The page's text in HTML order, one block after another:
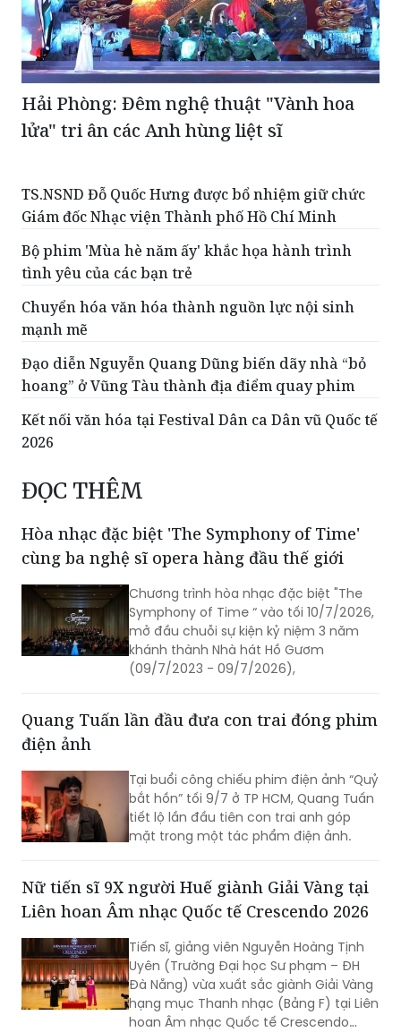
Hải Phòng: Đêm nghệ thuật "Vành hoa
lửa" tri ân các Anh hùng liệt sĩ
TS.NSND Đỗ Quốc Hưng được bổ nhiệm giữ chức
Giám đốc Nhạc viện Thành phố Hồ Chí Minh
Bộ phim 'Mùa hè năm ấy' khắc họa hành trình
tình yêu của các bạn trẻ
Chuyển hóa văn hóa thành nguồn lực nội sinh
mạnh mẽ
Đạo diễn Nguyễn Quang Dũng biến dãy nhà “bỏ
hoang” ở Vũng Tàu thành địa điểm quay phim
Kết nối văn hóa tại Festival Dân ca Dân vũ Quốc tế
2026
ĐỌC THÊM
Hòa nhạc đặc biệt 'The Symphony of Time'
cùng ba nghệ sĩ opera hàng đầu thế giới
Chương trình hòa nhạc đặc biệt "The
Symphony of Time “ vào tối 10/7/2026,
mở đầu chuỗi sự kiện kỷ niệm 3 năm
khánh thành Nhà hát Hồ Gươm
(09/7/2023 - 09/7/2026),
Quang Tuấn lần đầu đưa con trai đóng phim
điện ảnh
Tại buổi công chiếu phim điện ảnh “Quỷ
bắt hồn” tối 9/7 ở TP HCM, Quang Tuấn
tiết lộ lần đầu tiên con trai anh góp
mặt trong một tác phẩm điện ảnh.
Nữ tiến sĩ 9X người Huế giành Giải Vàng tại
Liên hoan Âm nhạc Quốc tế Crescendo 2026
Tiến sĩ, giảng viên Nguyễn Hoàng Tịnh
Uyên (Trường Đại học Sư phạm – ĐH
Đà Nẵng) vừa xuất sắc giành Giải Vàng
hạng mục Thanh nhạc (Bảng F) tại Liên
hoan Âm nhạc Quốc tế Crescendo